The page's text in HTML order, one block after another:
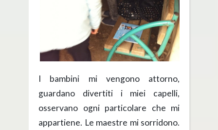
I bambini mi vengono attorno,
guardano divertiti i miei capelli,
osservano ogni particolare che mi
appartiene. Le maestre mi sorridono.